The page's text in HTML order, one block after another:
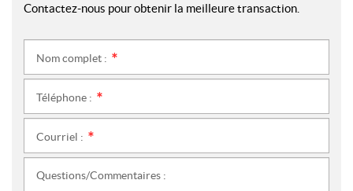
Contactez-nous pour obtenir la meilleure transaction.
Nom complet :
Téléphone :
Courriel :
Questions/Commentaires :